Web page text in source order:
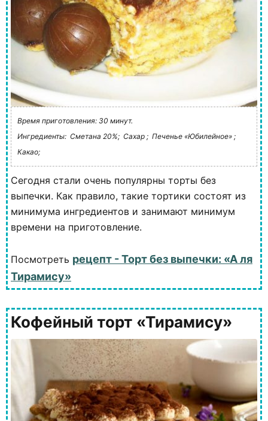
Время приготовления: 30 минут.
Ингредиенты: Сметана 20%; Сахар ; Печенье «Юбилейное» ;
Какао;
Сегодня стали очень популярны торты без
выпечки. Как правило, такие тортики состоят из
минимума ингредиентов и занимают минимум
времени на приготовление.
Посмотреть рецепт - Торт без выпечки: «А ля
Тирамису»
Кофейный торт «Тирамису»